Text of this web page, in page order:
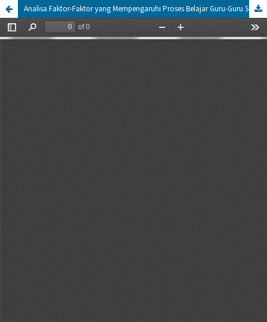
Analisa Faktor-Faktor yang Mempengaruhi Proses Belajar Guru-Guru Sekolah Dasar